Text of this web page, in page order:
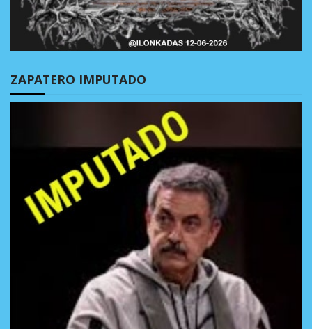
ZAPATERO IMPUTADO